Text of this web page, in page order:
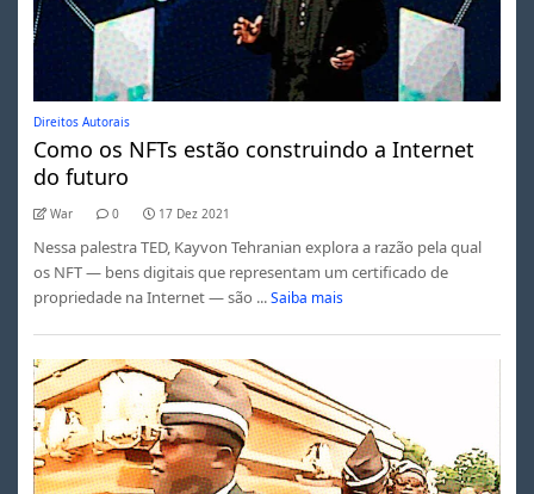
Direitos Autorais
Como os NFTs estão construindo a Internet
do futuro
War 0 17 Dez 2021
Nessa palestra TED, Kayvon Tehranian explora a razão pela qual
os NFT — bens digitais que representam um certificado de
propriedade na Internet — são ... Saiba mais